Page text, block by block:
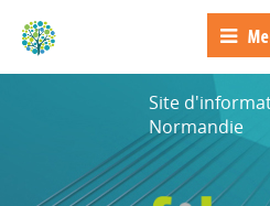
Site
Normandie